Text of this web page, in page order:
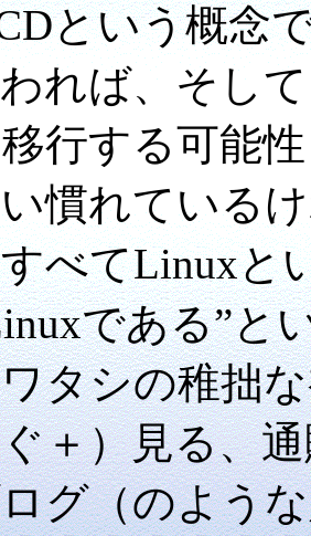
という概念
れば、そし
行する可能
慣れている
べてLinuxと
である”と
タシの稚拙
＋）見る、
グ（のよう